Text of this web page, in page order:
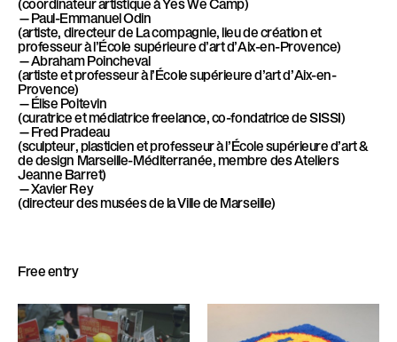
—Paul-Emmanuel Odin
(artiste, directeur de La compagnie, lieu de création et
professeur à l’École supérieure d’art d’Aix-en-Provence)
—Abraham Poincheval
(artiste et professeur à l’École supérieure d’art d’Aix-en-
Provence)
—Élise Poitevin
(curatrice et médiatrice freelance, co-fondatrice de SISSI)
—Fred Pradeau
(sculpteur, plasticien et professeur à l’École supérieure d’art &
de design Marseille-Méditerranée, membre des Ateliers
Jeanne Barret)
—Xavier Rey
(directeur des musées de la Ville de Marseille)
Free entry